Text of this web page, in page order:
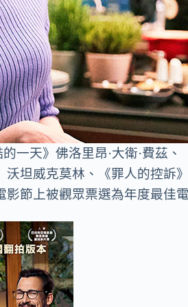
天》佛洛里昂·大衛·費茲、
坦威克莫林、《罪人的控訴
節上被觀眾票選為年度最佳